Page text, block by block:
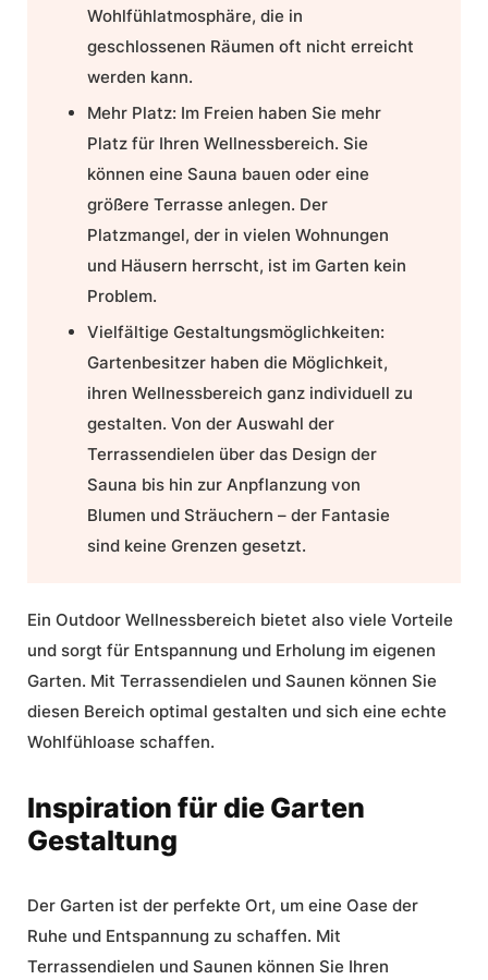
Wohlfühlatmosphäre, die in
geschlossenen Räumen oft nicht erreicht
werden kann.
Mehr Platz: Im Freien haben Sie mehr
Platz für Ihren Wellnessbereich. Sie
können eine Sauna bauen oder eine
größere Terrasse anlegen. Der
Platzmangel, der in vielen Wohnungen
und Häusern herrscht, ist im Garten kein
Problem.
Vielfältige Gestaltungsmöglichkeiten:
Gartenbesitzer haben die Möglichkeit,
ihren Wellnessbereich ganz individuell zu
gestalten. Von der Auswahl der
Terrassendielen über das Design der
Sauna bis hin zur Anpflanzung von
Blumen und Sträuchern – der Fantasie
sind keine Grenzen gesetzt.
Ein Outdoor Wellnessbereich bietet also viele Vorteile
und sorgt für Entspannung und Erholung im eigenen
Garten. Mit Terrassendielen und Saunen können Sie
diesen Bereich optimal gestalten und sich eine echte
Wohlfühloase schaffen.
Inspiration für die Garten
Gestaltung
Der Garten ist der perfekte Ort, um eine Oase der
Ruhe und Entspannung zu schaffen. Mit
Terrassendielen und Saunen können Sie Ihren